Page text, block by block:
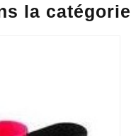
la catégorie